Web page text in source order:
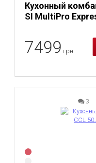
Кухонный
SI MultiPro
7499 грн
3